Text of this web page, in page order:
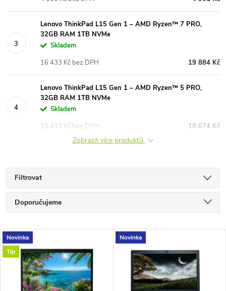
Lenovo ThinkPad L15 Gen 1 – AMD Ryzen™ 7 PRO,
32GB RAM 1TB NVMe
Skladem
19 884 Kč
16 433 Kč bez DPH
Lenovo ThinkPad L15 Gen 1 – AMD Ryzen™ 5 PRO,
32GB RAM 1TB NVMe
Skladem
18 674 Kč
15 433 Kč bez DPH
Zobrazit více produktů
Filtrovat
Ř
a
z
Doporučujeme
Nejdražší
Nejprodávanější
Abecedně
V
ý
Novinka
Tip
Novinka